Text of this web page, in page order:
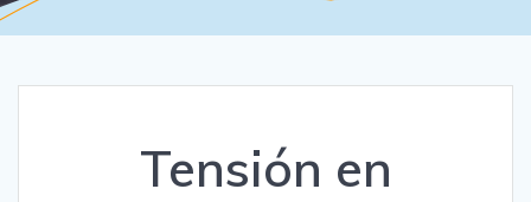
Tensión en